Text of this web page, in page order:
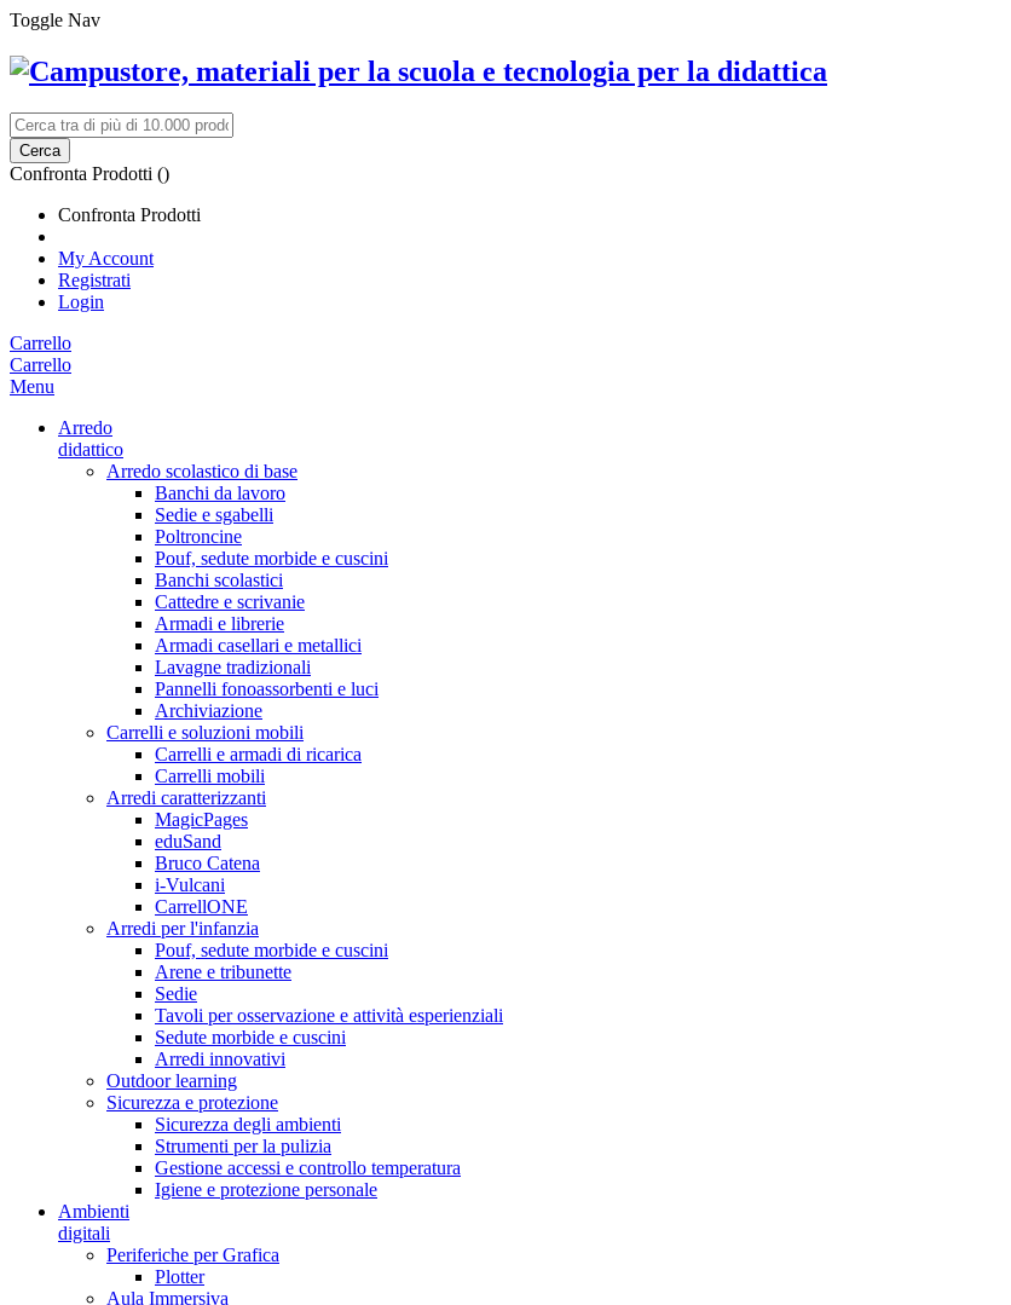
Toggle Nav
Cerca
Confronta Prodotti ()
Confronta Prodotti
My Account
Registrati
Login
Carrello
Carrello
Menu
Arredo
didattico
Arredo scolastico di base
Banchi da lavoro
Sedie e sgabelli
Poltroncine
Pouf, sedute morbide e cuscini
Banchi scolastici
Cattedre e scrivanie
Armadi e librerie
Armadi casellari e metallici
Lavagne tradizionali
Pannelli fonoassorbenti e luci
Archiviazione
Carrelli e soluzioni mobili
Carrelli e armadi di ricarica
Carrelli mobili
Arredi caratterizzanti
MagicPages
eduSand
Bruco Catena
i-Vulcani
CarrellONE
Arredi per l'infanzia
Pouf, sedute morbide e cuscini
Arene e tribunette
Sedie
Tavoli per osservazione e attività esperienziali
Sedute morbide e cuscini
Arredi innovativi
Outdoor learning
Sicurezza e protezione
Sicurezza degli ambienti
Strumenti per la pulizia
Gestione accessi e controllo temperatura
Igiene e protezione personale
Ambienti
digitali
Periferiche per Grafica
Plotter
Aula Immersiva